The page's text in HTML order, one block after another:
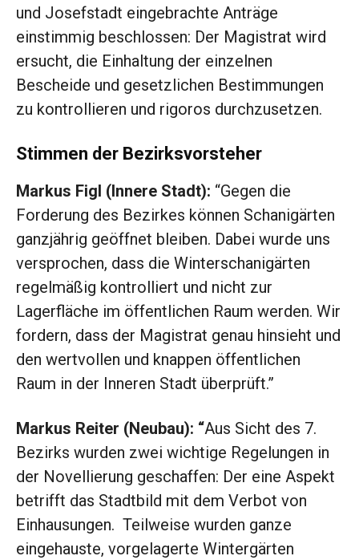
und Josefstadt eingebrachte Anträge
einstimmig beschlossen: Der Magistrat wird
ersucht, die Einhaltung der einzelnen
Bescheide und gesetzlichen Bestimmungen
zu kontrollieren und rigoros durchzusetzen.
Stimmen der Bezirksvorsteher
Markus Figl (Innere Stadt): “Gegen die
Forderung des Bezirkes können Schanigärten
ganzjährig geöffnet bleiben. Dabei wurde uns
versprochen, dass die Winterschanigärten
regelmäßig kontrolliert und nicht zur
Lagerfläche im öffentlichen Raum werden. Wir
fordern, dass der Magistrat genau hinsieht und
den wertvollen und knappen öffentlichen
Raum in der Inneren Stadt überprüft.”
Markus Reiter (Neubau): “Aus Sicht des 7.
Bezirks wurden zwei wichtige Regelungen in
der Novellierung geschaffen: Der eine Aspekt
betrifft das Stadtbild mit dem Verbot von
Einhausungen. Teilweise wurden ganze
eingehauste, vorgelagerte Wintergärten